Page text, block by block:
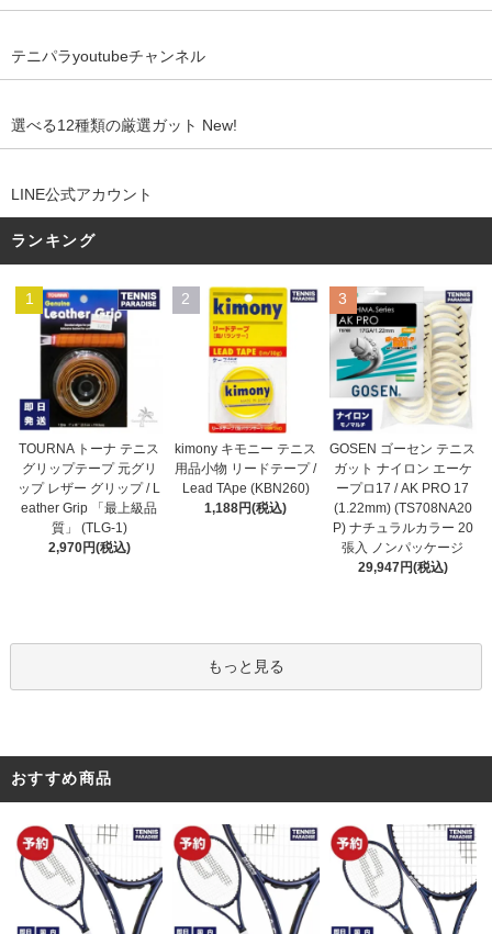
テニパラyoutubeチャンネル
選べる12種類の厳選ガット New!
LINE公式アカウント
ランキング
1
TOURNA トーナ テニス
グリップテープ 元グリ
ップ レザー グリップ / L
eather Grip 「最上級品
質」 (TLG-1)
2,970円(税込)
2
kimony キモニー テニス
用品小物 リードテープ /
Lead TApe (KBN260)
1,188円(税込)
3
GOSEN ゴーセン テニス
ガット ナイロン エーケ
ープロ17 / AK PRO 17
(1.22mm) (TS708NA20
P) ナチュラルカラー 20
張入 ノンパッケージ
29,947円(税込)
もっと見る
おすすめ商品